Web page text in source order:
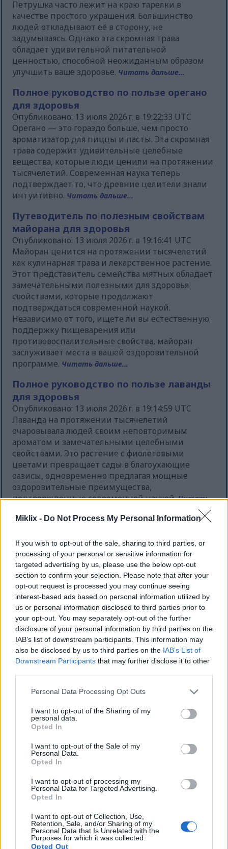
Miklix - Do Not Process My Personal Information
If you wish to opt-out of the sale, sharing to third parties, or
processing of your personal or sensitive information for
targeted advertising by us, please use the below opt-out
section to confirm your selection. Please note that after your
opt-out request is processed you may continue seeing
interest-based ads based on personal information utilized by
us or personal information disclosed to third parties prior to
your opt-out. You may separately opt-out of the further
disclosure of your personal information by third parties on the
IAB’s list of downstream participants. This information may
also be disclosed by us to third parties on the IAB’s List of
Downstream Participants that may further disclose it to other
Please note that this website/app uses one or more Google
not limited to your visit or usage behaviour. You may click to
grant or deny consent to Google and its third-party tags to
use your data for below specified purposes in below Google
consent section.
Personal Data Processing Opt Outs
I want to opt-out of the Sharing of my
personal data.
Opted In
I want to opt-out of the Sale of my
Personal Data.
Opted In
I want to opt-out of processing my
Personal Data for Targeted Advertising.
Opted In
I want to opt-out of Collection, Use,
Retention, Sale, and/or Sharing of my
Personal Data that Is Unrelated with the
Purposes for which it was collected.
Opted Out
Петрушка часто лежит на краю тарелки в
качестве простого украшения. Большинство
людей откладывают её в сторону, не
задумываясь. Однако эта скромная трава
обладает удивительной питательной
ценностью, способной неожиданным образом
улучшить ваше здоровье. Читать дальше...
Полное руководство по пользе орегано
для здоровья
Опубликовано: 13 июля 2026 г. в 19:22:33 UTC
Орегано — это гораздо больше, чем просто
ароматизатор для пиццы и пасты. Эта скромная
трава содержит удивительные целебные
вещества, которые люди ценили на протяжении
тысячелетий. Современная наука теперь
подтверждает то, что древние целители знали
интуитивно. Читать дальше...
Путеводитель по полезным свойствам
майорана для здоровья
Опубликовано: 13 июля 2026 г. в 19:16:41 UTC
Майоран ценится на протяжении тысячелетий
как кулинарная трава и лекарственное растение.
Этот представитель семейства мятных обладает
замечательными полезными для здоровья
свойствами, которые продолжают
подтверждаться современной наукой.
Независимо от того, ищете ли вы естественную
поддержку пищеварения или
противовоспалительные свойства, майоран
заслуживает места в вашей оздоровительной
программе. Читать дальше...
Полное руководство по пользе лаванды
для здоровья
Опубликовано: 13 июля 2026 г. в 19:14:59 UTC
Лаванда на протяжении тысячелетий
очаровывала людей своим неповторимым
ароматом и замечательными целебными
свойствами. Это растение с фиолетовыми
цветами превращает сады в благоухающие
оазисы, одновременно предлагая мощные
оздоровительные преимущества,
подтвержденные современной наукой.Читать
полное руководство
Опубликовано: 13 июля 2026 г. в 19:12:55 UTC
Вы когда-нибудь задумывались, почему хрен
вызывает слезотечение и мгновенно
прочищает носовые пазухи? Этот острый
корнеплод используется на протяжении веков,
начиная со средних веков, не только как острая
приправа, но и как мощное лекарственное
растение.Читать дальше...
Путеводитель по пользе эстрагона для
здоровья
Опубликовано: 13 июля 2026 г. в 19:11:04 UTC
Эстрагон — одна из самых недооцененных трав
придает блюдам гораздо больше, чем просто
приятный вкус. Польза эстрагона для здоровья
простирается от поддержки пищеварительной
системы до помощи в регулировании уровня
сахара в крови.Читать дальше...
Путеводитель по пользе ростков
пшеницы для здоровья
Опубликовано: 13 июля 2026 г. в 19:09:16 UTC
Пшеничная трава стала настоящим хитом в
мире здорового питания. Эта молодая
пшеничная трава обладает удивительной
питательной ценностью, заключенной в